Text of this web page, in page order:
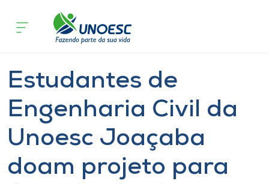
Cursos
Pesquisa
Atendimento ao Estudante
Portal de Ensino
Estudante
Estudantes de
Engenharia Civil da
Unoesc Joaçaba
doam projeto para